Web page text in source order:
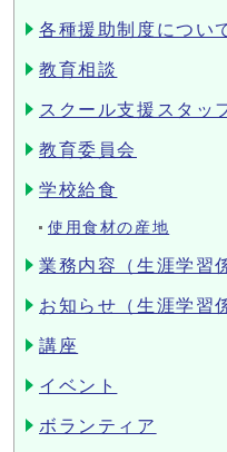
各種援助制度につい
教育相談
スクール支援スタッ
教育委員会
学校給食
使用食材の産地
業務内容（生涯学習
お知らせ（生涯学習
講座
イベント
ボランティア